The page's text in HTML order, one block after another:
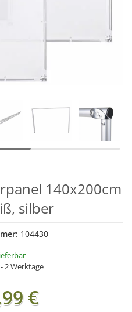
140x200cm
silber
104430
2 Werktage
€